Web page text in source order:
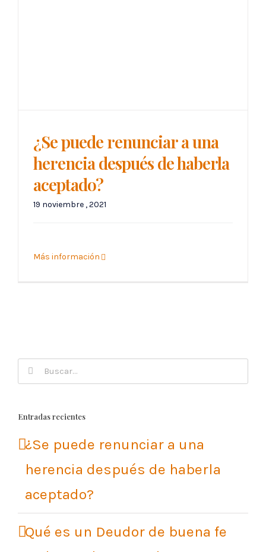
¿Se puede renunciar a una
herencia después de haberla
aceptado?
19 noviembre , 2021
Más información
Buscar:
Entradas recientes
¿Se puede renunciar a una
herencia después de haberla
aceptado?
Qué es un Deudor de buena fe